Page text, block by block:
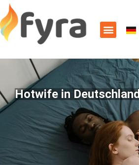
Hotwife in Deutschland